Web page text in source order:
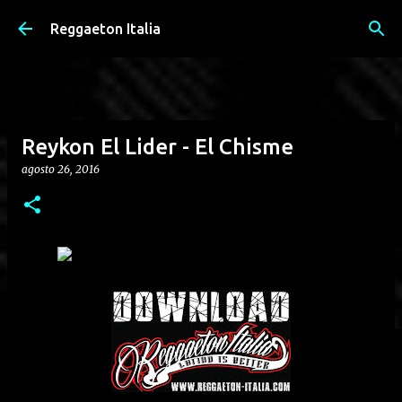
Passa ai contenuti principali
Reggaeton Italia
Reykon El Lider - El Chisme
agosto 26, 2016